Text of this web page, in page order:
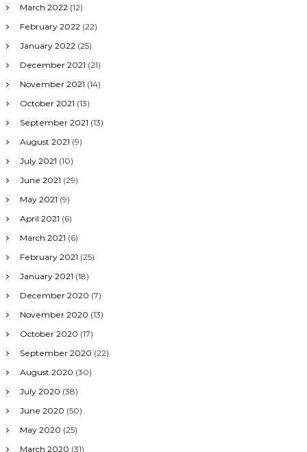
March 2022 (12)
February 2022 (22)
January 2022 (25)
December 2021 (21)
November 2021 (14)
October 2021 (13)
September 2021 (13)
August 2021 (9)
July 2021 (10)
June 2021 (29)
May 2021 (9)
April 2021 (6)
March 2021 (6)
February 2021 (25)
January 2021 (18)
December 2020 (7)
November 2020 (13)
October 2020 (17)
September 2020 (22)
August 2020 (30)
July 2020 (38)
June 2020 (50)
May 2020 (25)
March 2020 (31)